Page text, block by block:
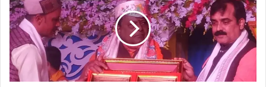
झा-
मिथिला
विभूति
सम्मान
से
सम्मानित,मिथिलांचल
में